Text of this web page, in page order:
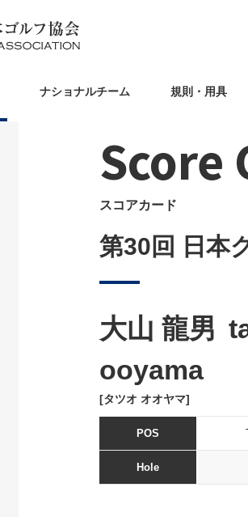
ナショナルチーム 規則・用具
Score
スコアカード
第30回 日本
大山 龍男
ooyama
[タツオ オオヤマ]
POS
Hole